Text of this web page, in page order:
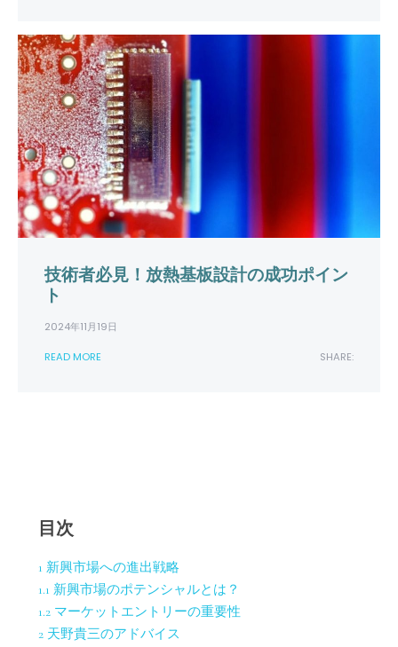
技術者必見！放熱基板設計の成功ポイン
ト
2024年11月19日
READ MORE SHARE:
目次
1 新興市場への進出戦略
1.1 新興市場のポテンシャルとは？
1.2マーケットエントリーの重要性
2天野貴三のアドバイス